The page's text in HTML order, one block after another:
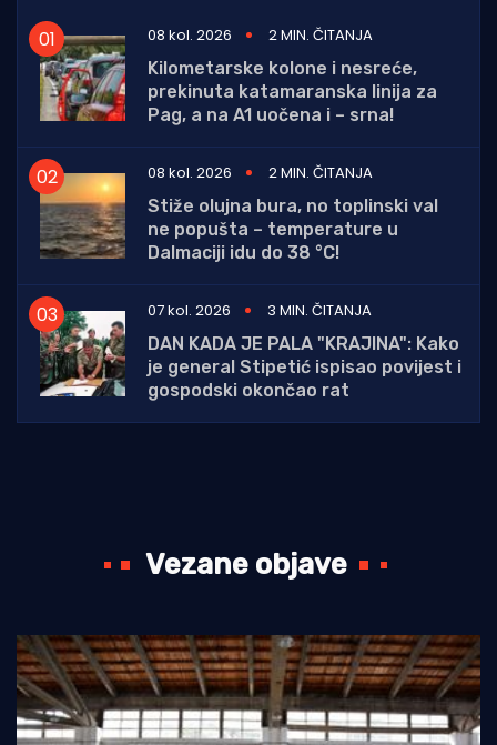
08 kol. 2026
2 MIN. ČITANJA
Kilometarske kolone i nesreće,
prekinuta katamaranska linija za
Pag, a na A1 uočena i – srna!
08 kol. 2026
2 MIN. ČITANJA
Stiže olujna bura, no toplinski val
ne popušta – temperature u
Dalmaciji idu do 38 °C!
07 kol. 2026
3 MIN. ČITANJA
DAN KADA JE PALA "KRAJINA": Kako
je general Stipetić ispisao povijest i
gospodski okončao rat
Vezane objave